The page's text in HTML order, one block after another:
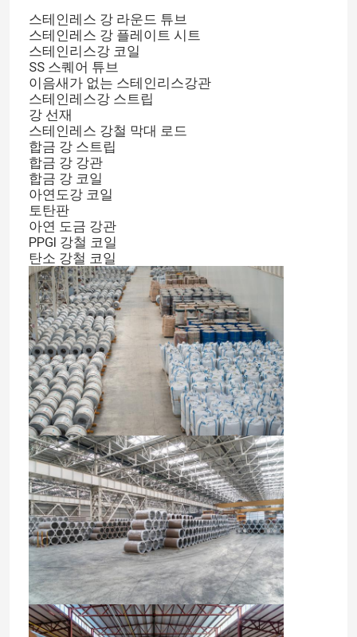
집
제품
회사 소개
스테인레스 강 라운드 튜브
스테인레스 강 플레이트 시트
스테인리스강 코일
SS 스퀘어 튜브
이음새가 없는 스테인리스강관
스테인레스강 스트립
강 선재
스테인레스 강철 막대 로드
합금 강 스트립
합금 강 강관
합금 강 코일
아연도강 코일
토탄판
아연 도금 강관
PPGI 강철 코일
탄소 강철 코일